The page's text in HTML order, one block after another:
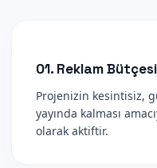
01. Reklam
Projenizin kesintisiz,
yayında kalması
olarak aktiftir.